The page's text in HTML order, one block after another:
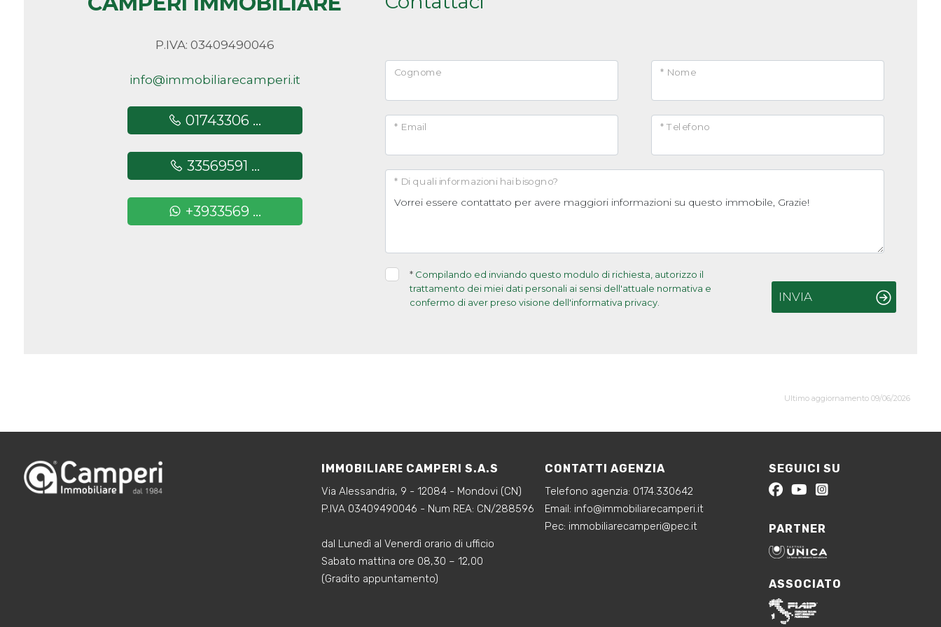
P.IVA: 03409490046
info@immobiliarecamperi.it
01743306 ...
33569591 ...
+3933569 ...
* Nome
Cognome
* Telefono
* Email
* Di quali informazioni hai bisogno?
* Compilando ed inviando questo modulo di richiesta, autorizzo il
trattamento dei miei dati personali ai sensi dell'attuale normativa e
confermo di aver preso visione dell'informativa privacy.
INVIA
Ultimo aggiornamento 09/06/2026
IMMOBILIARE CAMPERI S.A.S
Via Alessandria, 9 - 12084 - Mondovi (CN)
P.IVA 03409490046 - Num REA: CN/288596
dal Lunedì al Venerdì orario di ufficio
Sabato mattina ore 08,30 – 12,00
(Gradito appuntamento)
CONTATTI AGENZIA
Telefono agenzia: 0174.330642
‍Email: info@immobiliarecamperi.it
‍Pec: immobiliarecamperi@pec.it
SEGUICI SU
PARTNER
ASSOCIATO
2